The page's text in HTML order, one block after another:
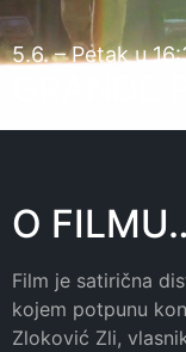
5.6. – Petak u
O
Film je satirična
kojem potpunu
Zloković Zli,